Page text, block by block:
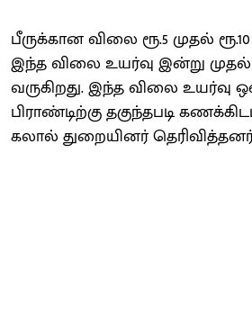
பீருக்கான விலை ரூ.5 முதல்
இந்த விலை உயர்வு இன்று
வருகிறது. இந்த விலை உயர்வு
பிராண்டிற்கு தகுந்தபடி
கலால் துறையினர்